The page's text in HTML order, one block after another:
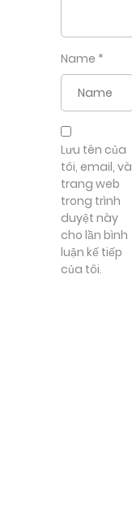
Name *
Lưu tên của
tôi, email, và
trang web
trong trình
duyệt này
cho lần bình
luận kế tiếp
của tôi.